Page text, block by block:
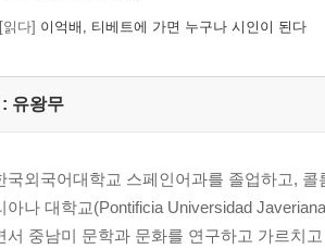
[읽다] 이억배, 티베트에 가면 누구나 시인이 된다
유왕무
국외국어대학교 스페인어과를 졸업하고, 콜
아나 대학교(Pontificia Universidad
서 중남미 문학과 문화를 연구하고 가르치